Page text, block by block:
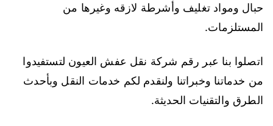
حبال ومواد تغليف وأشرطة لازقه وغيرها من
المستلزمات.
اتصلوا بنا عبر رقم شركة نقل عفش العيون لتستفيدوا
من خدماتنا وخبراتنا ولنقدم لكم خدمات النقل وبأحدث
الطرق والتقنيات الحديثة.